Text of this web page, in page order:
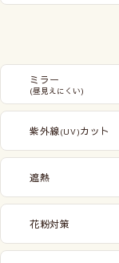
ミラー
(昼見えにくい)
紫外線(UV)カット
遮熱
花粉対策